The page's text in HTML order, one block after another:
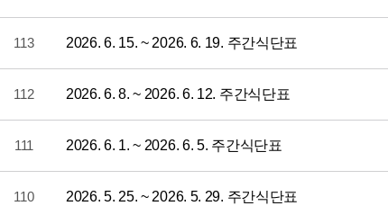
113 2026. 6. 15. ~ 2026. 6. 19. 주간식단표
112 2026. 6. 8. ~ 2026. 6. 12. 주간식단표
111 2026. 6. 1. ~ 2026. 6. 5. 주간식단표
110 2026. 5. 25. ~ 2026. 5. 29. 주간식단표